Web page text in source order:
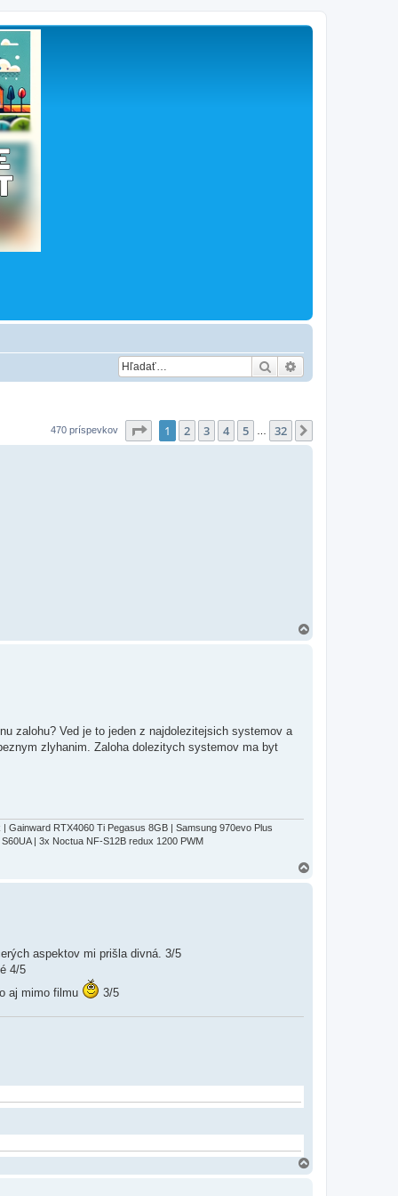
Hľadať
470 príspevkov Strana1 z32
1 2 3 4 5 32
zalohu? Ved je to jeden z najdolezitejsich systemov a
zlyhanim. Zaloha dolezitych systemov ma byt
Gainward RTX4060 Ti Pegasus 8GB | Samsung 970evo Plus
| 3x Noctua NF-S12B redux 1200 PWM
aspektov mi prišla divná. 3/5
4/5
aj mimo filmu
3/5